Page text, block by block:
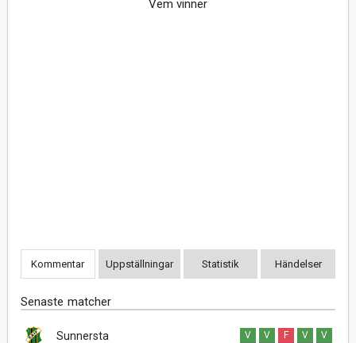
Vem vinner
Kommentar Uppställningar Statistik Händelser
Senaste matcher
Sunnersta V V F V V